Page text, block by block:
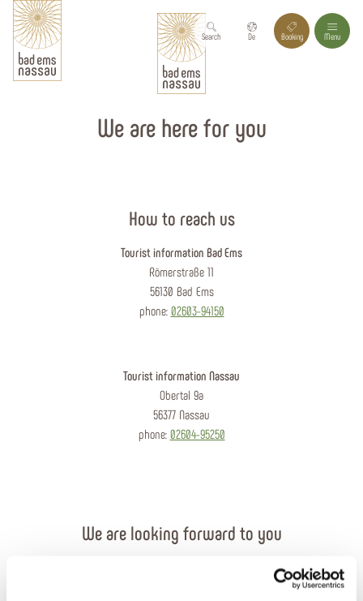
Search De Booking Menu
We are here for you
How to reach us
Tourist information Bad Ems
Römerstraße 11
56130 Bad Ems
phone: 02603-94150
Tourist information Nassau
Obertal 9a
56377 Nassau
phone: 02604-95250
We are looking forward to you